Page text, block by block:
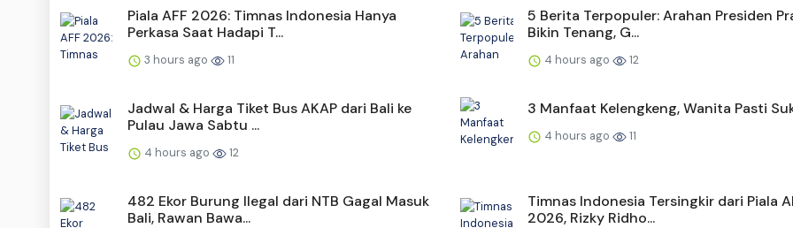
Piala AFF 2026: Timnas Indonesia Hanya
Perkasa Saat Hadapi T...
3 hours ago 11
5 Berita Terpopuler: Arahan Presiden
Bikin Tenang, G...
4 hours ago 12
Jadwal & Harga Tiket Bus AKAP dari Bali ke
Pulau Jawa Sabtu ...
4 hours ago 12
3 Manfaat Kelengkeng, Wanita Pasti
4 hours ago 11
482 Ekor Burung Ilegal dari NTB Gagal Masuk
Bali, Rawan Bawa...
Timnas Indonesia Tersingkir dari Piala
2026, Rizky Ridho...